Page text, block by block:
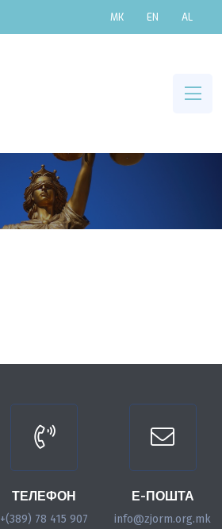
MK EN AL
ТЕЛЕФОН
+(389) 78 415 907
Е-ПОШТА
info@zjorm.org.mk